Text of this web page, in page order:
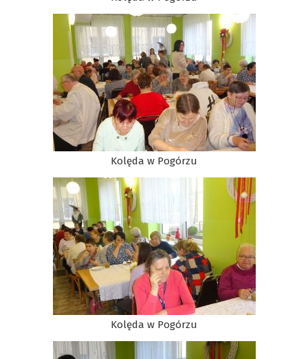
Kolęda w Pogórzu
Kolęda w Pogórzu